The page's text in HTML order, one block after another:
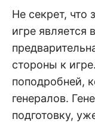
Не секрет, что
игре является
стороны к
поподробней,
генералов.
подготовку,